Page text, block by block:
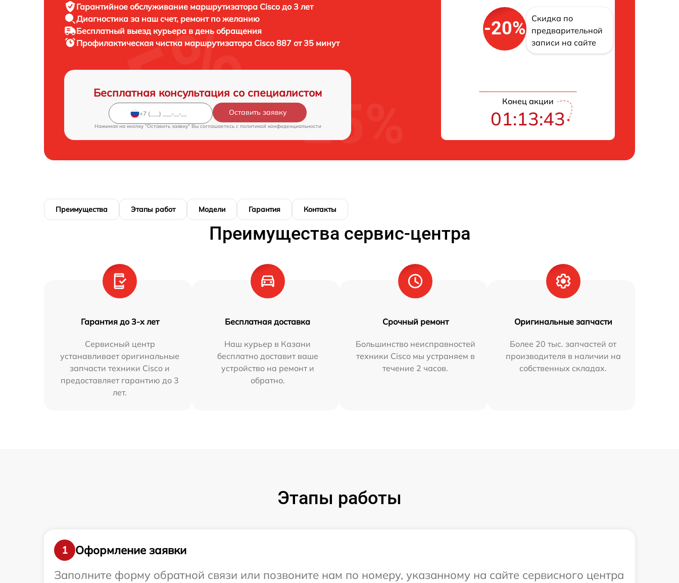
Гарантийное обслуживание маршрутизатора Cisco до 3 лет
Диагностика за наш счет, ремонт по желанию
Бесплатный выезд курьера в день обращения
Профилактическая чистка маршрутизатора Cisco 887 от 35 минут
Бесплатная консультация со специалистом
Оставить заявку
Нажимая на кнопку "Оставить заявку" Вы соглашаетесь c политикой конфиденциальности
-20%
Скидка по
предварительной
записи на сайте
Конец акции
01:13:42
Преимущества Этапы работ Модели Гарантия Контакты
Преимущества сервис-центра
Гарантия до 3-х лет
Сервисный центр
устанавливает оригинальные
запчасти техники Cisco и
предоставляет гарантию до 3
лет.
Бесплатная доставка
Наш курьер в Казани
бесплатно доставит ваше
устройство на ремонт и
обратно.
Срочный ремонт
Большинство неисправностей
техники Cisco мы устраняем в
течение 2 часов.
Оригинальные запчасти
Более 20 тыс. запчастей от
производителя в наличии на
собственных складах.
Этапы работы
1
Оформление заявки
Заполните форму обратной связи или позвоните нам по номеру, указанному на сайте сервисного центра